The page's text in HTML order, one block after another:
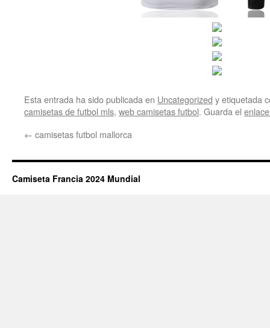
Esta entrada ha sido publicada en Uncategorized y etiquetada
camisetas de futbol mls, web camisetas futbol. Guarda el
← camisetas futbol mallorca
Camiseta Francia 2024 Mundial